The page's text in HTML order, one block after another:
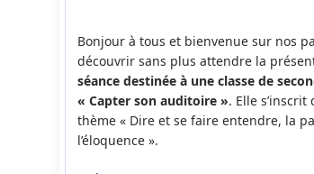
publication :
Bonjour à tous et bienvenue sur nos
découvrir sans plus attendre la
séance destinée à une classe de
« Capter son auditoire ». Elle
thème « Dire et se faire entendre, la
l’éloquence ».